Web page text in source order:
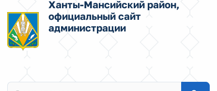
Ханты-Мансийский район,
официальный сайт
администрации